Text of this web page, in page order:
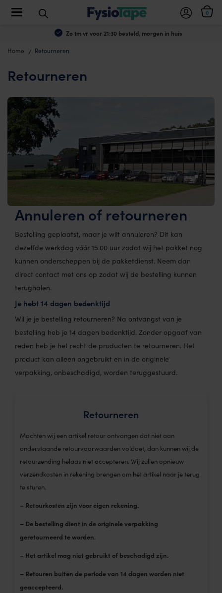
Zo tm vr voor 21:30 besteld, morgen in huis
0
Toggle navigation
Home Retourneren
Retourneren
Annuleren of retourneren
Bestelling geplaatst, maar je wilt annuleren? Dit kan
dezelfde werkdag vóór 15.00 uur zodat wij het pakket nog
kunnen onderscheppen bij de pakketdienst. Neem dan
direct contact met ons op zodat wij de bestelling kunnen
terughalen.
Je hebt 14 dagen bedenktijd
Wil je je bestelling retourneren? Na ontvangst van je
bestelling heb je 14 dagen bedenktijd. Zonder opgaaf van
reden heb je het recht de producten te retourneren. Het
product kan alleen ongebruikt en in de originele
verpakking, onbeschadigd, worden teruggestuurd.
Retourneren
Mochten wij een artikel retour ontvangen dat niet aan
onderstaande retourvoorwaarden voldoet, dan kunnen wij de
retourzending helaas niet accepteren. Wij zullen opnieuw
verzendkosten in rekening brengen om het artikel naar je terug
te sturen.
– Retourkosten zijn voor eigen rekening.
– De bestelling dient in de originele verpakking
geretourneerd te worden.
– Het artikel mag niet gebruikt of beschadigd zijn.
– Retouren buiten de periode van 14 dagen worden niet
geaccepteerd.